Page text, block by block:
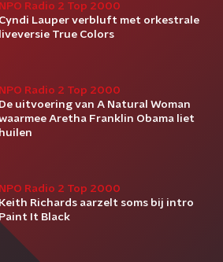
NPO Radio 2 Top 2000
Cyndi Lauper verbluft met orkestrale
liveversie True Colors
NPO Radio 2 Top 2000
De uitvoering van A Natural Woman
Aretha Franklin Obama liet
huilen
NPO Radio 2 Top 2000
Keith Richards aarzelt soms bij intro
Paint It Black